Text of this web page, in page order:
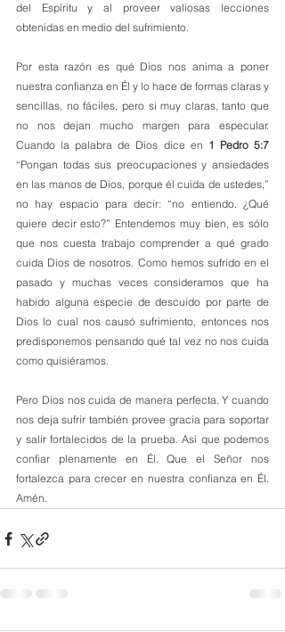
del Espíritu y al proveer valiosas lecciones
obtenidas en medio del sufrimiento.
Por esta razón es qué Dios nos anima a poner
nuestra confianza en Él y lo hace de formas claras y
sencillas, no fáciles, pero si muy claras, tanto que
no nos dejan mucho margen para especular.
Cuando la palabra de Dios dice en 1 Pedro 5:7
“Pongan todas sus preocupaciones y ansiedades
en las manos de Dios, porque él cuida de ustedes,”
no hay espacio para decir: “no entiendo. ¿Qué
quiere decir esto?” Entendemos muy bien, es sólo
que nos cuesta trabajo comprender a qué grado
cuida Dios de nosotros. Como hemos sufrido en el
pasado y muchas veces consideramos que ha
habido alguna especie de descuido por parte de
Dios lo cual nos causó sufrimiento, entonces nos
predisponemos pensando qué tal vez no nos cuida
como quisiéramos.
Pero Dios nos cuida de manera perfecta. Y cuando
nos deja sufrir también provee gracia para soportar
y salir fortalecidos de la prueba. Así que podemos
confiar plenamente en Él. Que el Señor nos
fortalezca para crecer en nuestra confianza en Él.
Amén.